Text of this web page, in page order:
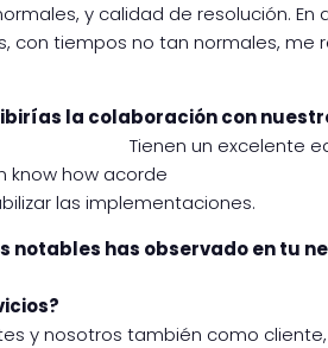
y calidad de resolución. En
con tiempos no tan normales, me
la colaboración con
Tienen un excelente
know how acorde
las implementaciones.
notables has observado en tu
y nosotros también como